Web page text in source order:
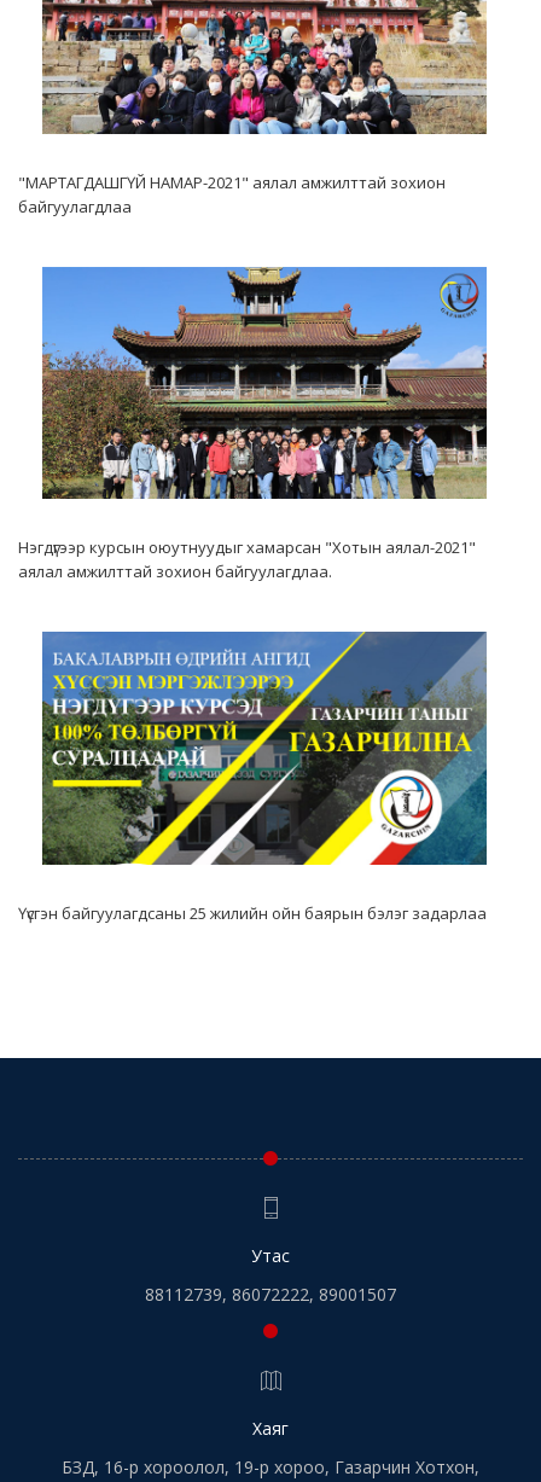
"МАРТАГДАШГҮЙ НАМАР-2021" аялал амжилттай зохион
байгуулагдлаа
Нэгдүгээр курсын оюутнуудыг хамарсан "Хотын аялал-2021"
аялал амжилттай зохион байгуулагдлаа.
Үүсгэн байгуулагдсаны 25 жилийн ойн баярын бэлэг задарлаа
Утас
88112739, 86072222, 89001507
Хаяг
БЗД, 16-р хороолол, 19-р хороо, Газарчин Хотхон,